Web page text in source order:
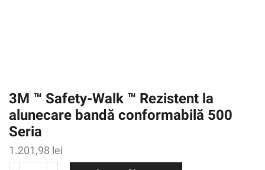
3M ™ Safety-Walk ™ Rezistent la
alunecare bandă conformabilă 500
Seria
1.201,98 lei